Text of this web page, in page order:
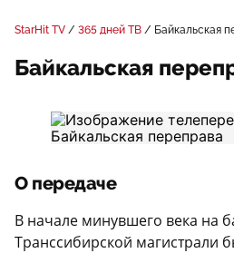
StarHit TV 365 дней ТВ Байкальская
Байкальская
О передаче
В начале минувшего века на
Транссибирской магистрали